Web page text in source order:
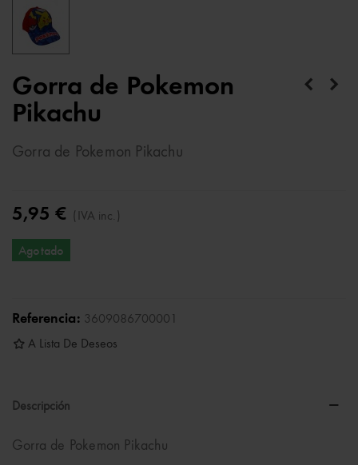
Gorra de Pokemon
Pikachu
Gorra de Pokemon Pikachu
5,95 € (IVA inc.)
Agotado
Referencia: 3609086700001
A Lista De Deseos
Descripción
Gorra de Pokemon Pikachu